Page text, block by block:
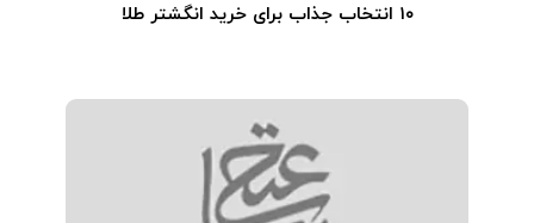
۱۰ انتخاب جذاب برای خرید انگشتر طلا